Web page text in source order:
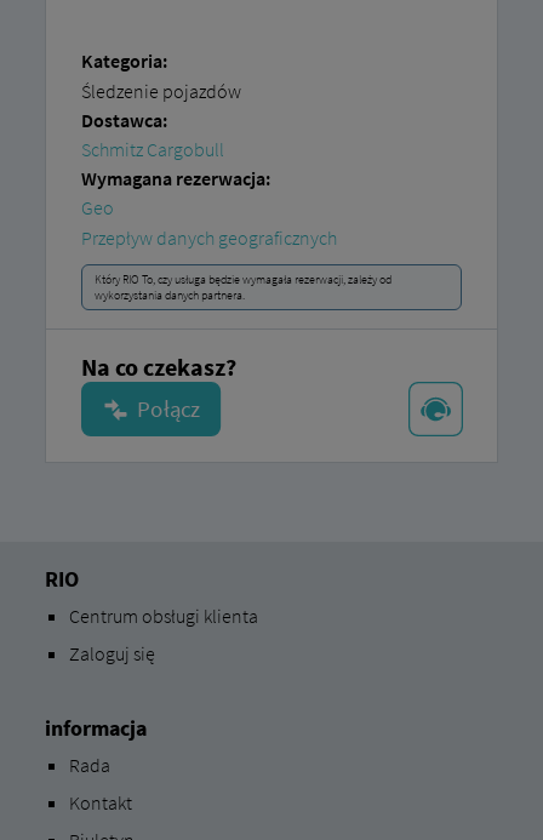
Kategoria:
Śledzenie pojazdów
Dostawca:
Schmitz Cargobull
Wymagana rezerwacja:
Geo
Przepływ danych geograficznych
Który RIO To, czy usługa będzie wymagała rezerwacji, zależy od
wykorzystania danych partnera.
Na co czekasz?
RIO
Centrum obsługi klienta
Zaloguj się
informacja
Rada
Kontakt